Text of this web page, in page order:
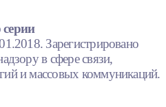
Зарегистрировано
в сфере связи,
и массовых коммуникаций.